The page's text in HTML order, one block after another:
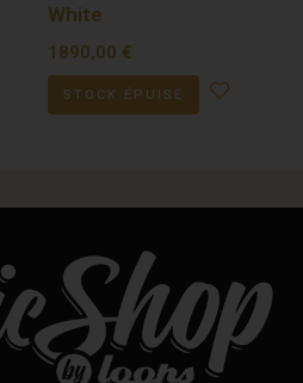
White
1890,00 €
STOCK ÉPUISÉ